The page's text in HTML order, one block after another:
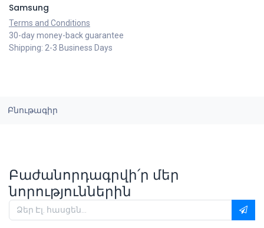
Samsung
Terms and Conditions
30-day money-back guarantee
Shipping: 2-3 Business Days
Բնութագիր
Բաժանորդագրվի՛ր մեր
նորություններին